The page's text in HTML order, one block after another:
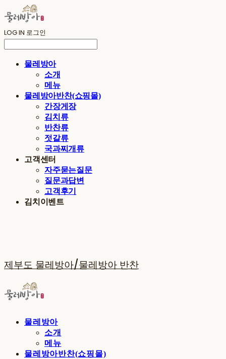
LOG IN 로그인
물레방아
소개
메뉴
물레방아반찬(쇼핑몰)
간장게장
김치류
반찬류
젓갈류
국과찌개류
고객센터
자주묻는질문
질문과답변
고객후기
김치이벤트
제부도 물레방아/물레방아 반찬
물레방아
소개
메뉴
물레방아반찬(쇼핑몰)